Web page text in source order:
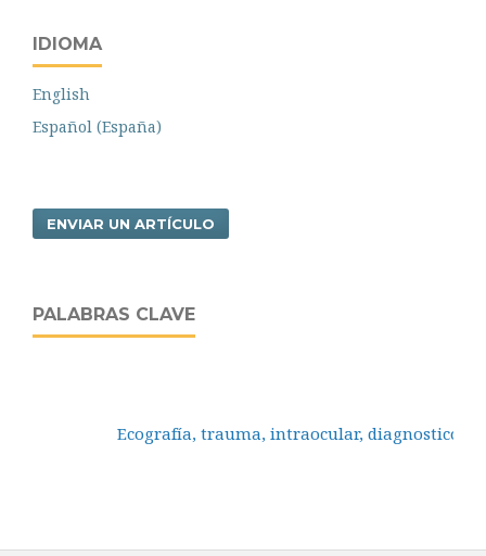
IDIOMA
English
Español (España)
ENVIAR UN ARTÍCULO
PALABRAS CLAVE
Ecografía, trauma, intraocular, diagnostico.